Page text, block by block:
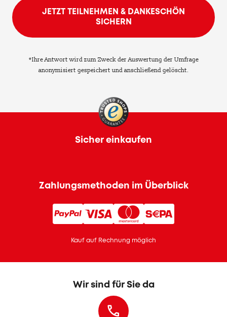
JETZT TEILNEHMEN & DANKESCHÖN
SICHERN
*Ihre Antwort wird zum Zweck der Auswertung der Umfrage
anonymisiert gespeichert und anschließend gelöscht.
Zahlungsmethoden im Überblick
Kauf auf Rechnung möglich
Sicher einkaufen
Wir sind für Sie da